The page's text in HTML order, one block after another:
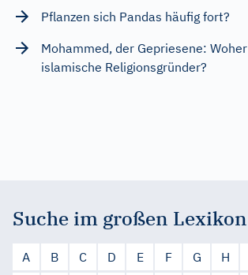
Pflanzen sich Pandas häufig fort?
Mohammed, der Gepriesene:
islamische Religionsgründer?
Suche im großen Lexikon
A B C D E F G H